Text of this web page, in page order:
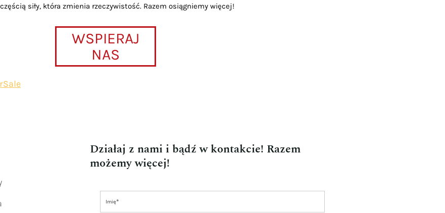
siły, która zmienia rzeczywistość. Razem osiągniemy więcej!
WSPIERAJ
NAS
Działaj z nami i bądź w kontakcie! Razem
możemy więcej!